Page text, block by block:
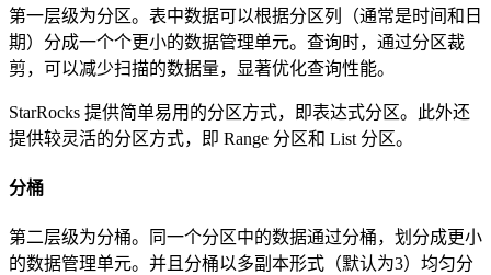
第一层级为分区。表中数据可以根据分区列（通常是时间和日
期）分成一个个更小的数据管理单元。查询时，通过分区裁
剪，可以减少扫描的数据量，显著优化查询性能。
StarRocks 提供简单易用的分区方式，即表达式分区。此外还
提供较灵活的分区方式，即 Range 分区和 List 分区。
分桶
第二层级为分桶。同一个分区中的数据通过分桶，划分成更小
的数据管理单元。并且分桶以多副本形式（默认为3）均匀分